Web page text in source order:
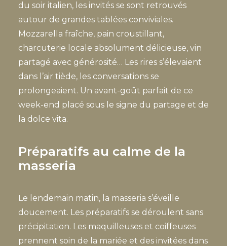
du soir italien, les invités se sont retrouvés
autour de grandes tablées conviviales.
Mozzarella fraîche, pain croustillant,
charcuterie locale absolument délicieuse, vin
partagé avec générosité… Les rires s’élevaient
dans l’air tiède, les conversations se
prolongeaient. Un avant-goût parfait de ce
week-end placé sous le signe du partage et de
la dolce vita.
Préparatifs au calme de la
masseria
Le lendemain matin, la masseria s’éveille
doucement. Les préparatifs se déroulent sans
précipitation. Les maquilleuses et coiffeuses
prennent soin de la mariée et des invitées dans